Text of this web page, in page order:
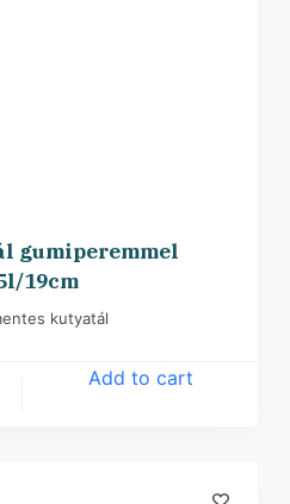
gumiperemmel
19cm
kutyatál
Add to cart